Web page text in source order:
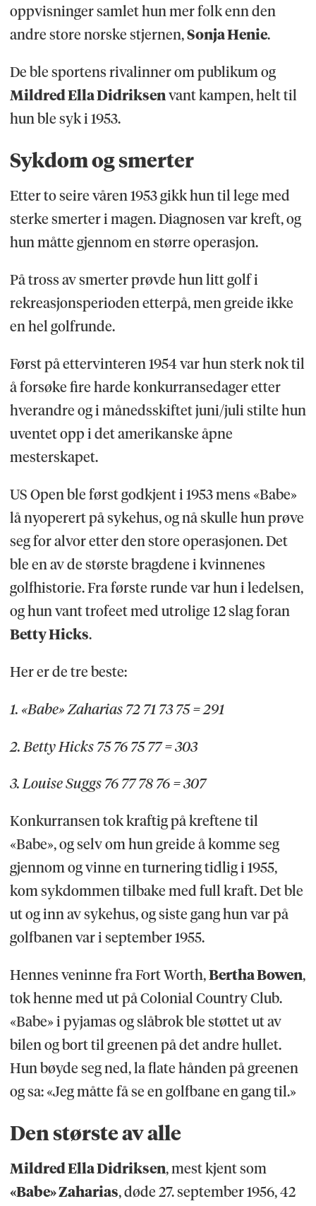
oppvisninger samlet hun mer folk enn den
andre store norske stjernen,Sonja Henie.
De ble sportens rivalinner om publikum og
Mildred Ella Didriksenvant kampen, helt til
hun ble syk i 1953.
Sykdom og smerter
Etter to seire våren 1953 gikk hun til lege med
sterke smerter i magen. Diagnosen var kreft, og
hun måtte gjennom en større operasjon.
På tross av smerter prøvde hun litt golf i
rekreasjonsperioden etterpå, men greide ikke
en hel golfrunde.
Først på ettervinteren 1954 var hun sterk nok til
å forsøke fire harde konkurransedager etter
hverandre og i månedsskiftet juni/juli stilte hun
uventet opp i det amerikanske åpne
mesterskapet.
US Open ble først godkjent i 1953 mens «Babe»
lå nyoperert på sykehus, og nå skulle hun prøve
seg for alvor etter den store operasjonen. Det
ble en av de største bragdene i kvinnenes
golfhistorie. Fra første runde var hun i ledelsen,
og hun vant trofeet med utrolige 12 slag foran
Betty Hicks.
Her er de tre beste:
1. «Babe» Zaharias 72 71 73 75 = 291
2. Betty Hicks 75 76 75 77 = 303
3. Louise Suggs 76 77 78 76 = 307
Konkurransen tok kraftig på kreftene til
«Babe», og selv om hun greide å komme seg
gjennom og vinne en turnering tidlig i 1955,
kom sykdommen tilbake med full kraft. Det ble
ut og inn av sykehus, og siste gang hun var på
golfbanen var i september 1955.
Hennes veninne fra Fort Worth,Bertha Bowen,
tok henne med ut på Colonial Country Club.
«Babe» i pyjamas og slåbrok ble støttet ut av
bilen og bort til greenen på det andre hullet.
Hun bøyde seg ned, la flate hånden på greenen
og sa: «Jeg måtte få se en golfbane en gang til.»
Den største av alle
Mildred Ella Didriksen, mest kjent som
«Babe» Zaharias, døde 27. september 1956, 42